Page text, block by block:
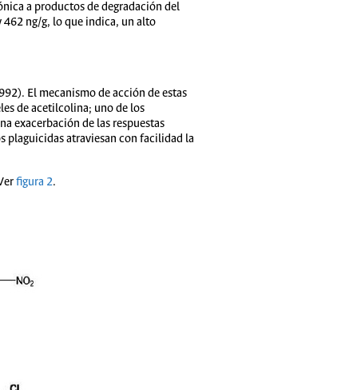
a productos de degradación del
462 ng/g, lo que indica, un alto
El mecanismo de acción de estas
de acetilcolina; uno de los
exacerbación de las respuestas
plaguicidas atraviesan con facilidad la
figura 2.